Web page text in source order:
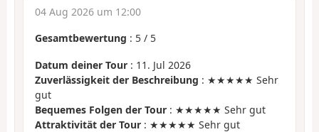
04 Aug 2026 um 12:00
Gesamtbewertung : 5 / 5
Datum deiner Tour : 11. Jul 2026
Zuverlässigkeit der Beschreibung : ★★★★★ Sehr
gut
Bequemes Folgen der Tour : ★★★★★ Sehr gut
Attraktivität der Tour : ★★★★★ Sehr gut